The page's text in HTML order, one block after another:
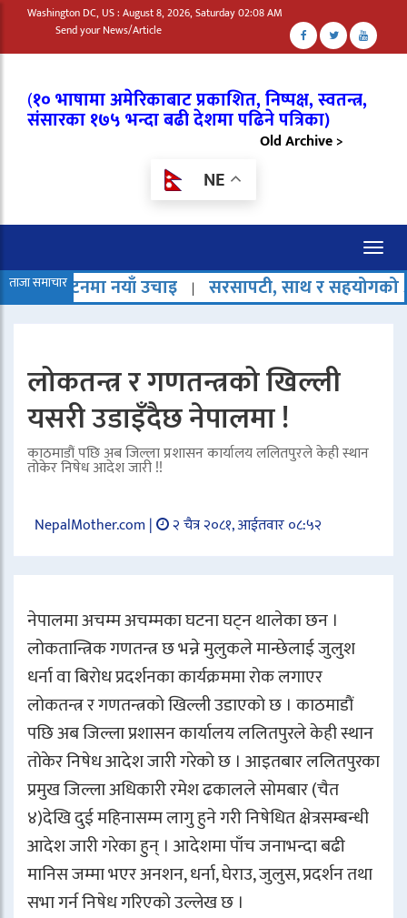
Washington DC, US : August 8, 2026, Saturday 02:08 AM
Send your News/Article
(१० भाषामा अमेरिकाबाट प्रकाशित, निष्पक्ष, स्वतन्त्र,
संसारका १७५ भन्दा बढी देशमा पढिने पत्रिका)
Old Archive >
NE
ताजा समाचार
नयाँ उचाइ | सरसापटी, साथ र सहयोगको अर्थ नै हराउँदै
लोकतन्त्र र गणतन्त्रको खिल्ली
यसरी उडाइँदैछ नेपालमा !
काठमाडौं पछि अब जिल्ला प्रशासन कार्यालय ललितपुरले केही स्थान
तोकेर निषेध आदेश जारी !!
NepalMother.com | २ चैत्र २०८१, आईतवार ०८:५२
नेपालमा अचम्म अचम्मका घटना घट्न थालेका छन ।
लोकतान्त्रिक गणतन्त्र छ भन्ने मुलुकले मान्छेलाई जुलुश
धर्ना वा बिरोध प्रदर्शनका कार्यक्रममा रोक लगाएर
लोकतन्त्र र गणतन्त्रको खिल्ली उडाएको छ । काठमाडौं
पछि अब जिल्ला प्रशासन कार्यालय ललितपुरले केही स्थान
तोकेर निषेध आदेश जारी गरेको छ । आइतबार ललितपुरका
प्रमुख जिल्ला अधिकारी रमेश ढकालले सोमबार (चैत
४)देखि दुई महिनासम्म लागु हुने गरी निषेधित क्षेत्रसम्बन्धी
आदेश जारी गरेका हुन् । आदेशमा पाँच जनाभन्दा बढी
मानिस जम्मा भएर अनशन, धर्ना, घेराउ, जुलुस, प्रदर्शन तथा
सभा गर्न निषेध गरिएको उल्लेख छ ।